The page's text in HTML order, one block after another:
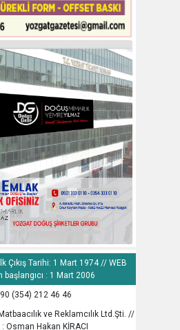
Çıkış Tarihi: 1 Mart 1974 // WEB
başlangıcı : 1 Mart 2006
(354) 212 46 46
ve Reklamcılık Ltd.Şti. //
Osman Hakan KİRACI